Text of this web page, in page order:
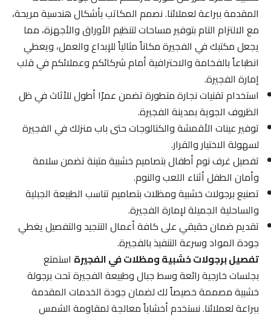
المقدمة ببراعة لعملائنا. نصمم المكاتب بأشكال هندسية مريحة،
مع الالتزام التام بتوفير مساحات لتنظيم الأوراق والأجهزة، مما
يجعل مكتبك في الفجيرة مكاناً مثالياً للإبداع والعمل، ويعطي
انطباعاً بالفخامة والاحترافية أمام شركائكم وعملائكم في قلب
إمارة الفجيرة.
استخدام تقنيات نجارة متطورة تضمن عمرًا أطول للأثاث في ظل
الظروف الجوية بمدينة الفجيرة.
توفير عينات الأقمشة والكتالوجات حتى باب منزلك في الفجيرة
لسهولة الاختيار والقرار.
تفصيل غرف نوم أطفال بتصاميم خشبية متينة تضمن سلامة
وأمان الطفل أثناء اللعب والنوم.
تصنيع برجولات خشبية ومظلات بتصاميم تناسب الطبيعة الجبلية
والساحلية الجميلة لإمارة الفجيرة.
تقديم ضمان حقيقي على كافة أعمال التنجيد والتفصيل يغطي
جودة المواد وسرعة التنفيذ بالفجيرة.
تفصيل برجولات خشبية ومظلات في الفجيرةاستمتع
بجلسات خارجية رائعة وسط جبال وطبيعة الفجيرة تحت برجولة
خشبية مصممة خصيصاً لك لضمان جودة الخدمات المقدمة
ببراعة لعملائنا. نستخدم أخشاباً معالجة لمقاومة الشمس